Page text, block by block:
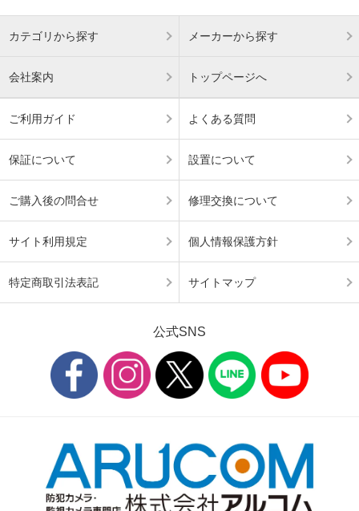
カテゴリから探す メーカーから探す
会社案内 トップページへ
ご利用ガイド よくある質問
保証について 設置について
ご購入後の問合せ 修理交換について
サイト利用規定 個人情報保護方針
特定商取引法表記 サイトマップ
公式SNS